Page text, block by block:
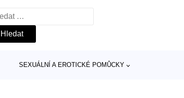
SEXUÁLNÍ A EROTICKÉ POMŮCKY